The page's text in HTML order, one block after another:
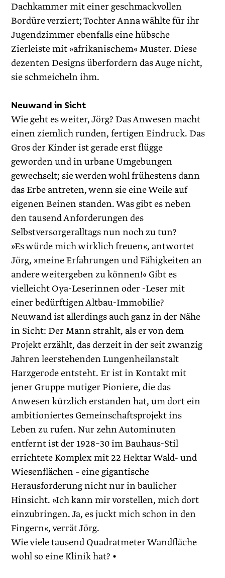
Dachkammer mit einer geschmackvollen
Bordüre verziert; Tochter Anna wählte für ihr
Jugendzimmer ebenfalls eine hübsche
Zierleiste mit »afrikanischem« Muster. Diese
dezenten Designs überfordern das Auge nicht,
sie schmeicheln ihm.
Neuwand in Sicht
Wie geht es weiter, Jörg? Das Anwesen macht
einen ziemlich runden, fertigen Eindruck. Das
Gros der Kinder ist gerade erst flügge
geworden und in urbane Umgebungen
gewechselt; sie werden wohl frühestens dann
das Erbe antreten, wenn sie eine Weile auf
eigenen Beinen standen. Was gibt es neben
den tausend Anforderungen des
Selbstversorgeralltags nun noch zu tun?
»Es würde mich wirklich freuen«, antwortet
Jörg, »meine Erfahrungen und Fähigkeiten an
andere weitergeben zu können!« Gibt es
vielleicht Oya-Leserinnen oder -Leser mit
einer bedürftigen Altbau-Immobilie?
Neuwand ist allerdings auch ganz in der Nähe
in Sicht: Der Mann strahlt, als er von dem
Projekt erzählt, das derzeit in der seit zwanzig
Jahren leerstehenden Lungenheilanstalt
Harzgerode entsteht. Er ist in Kontakt mit
jener Gruppe mutiger Pioniere, die das
Anwesen kürzlich erstanden hat, um dort ein
ambitioniertes Gemeinschaftsprojekt ins
Leben zu rufen. Nur zehn Autominuten
entfernt ist der 1928–30 im Bauhaus-Stil
errichtete Komplex mit 22 Hektar Wald- und
Wiesenflächen – eine gigantische
Herausforderung nicht nur in baulicher
Hinsicht. »Ich kann mir vorstellen, mich dort
einzubringen. Ja, es juckt mich schon in den
Fingern«, verrät Jörg.
Wie viele tausend Quadratmeter Wandfläche
wohl so eine Klinik hat? •